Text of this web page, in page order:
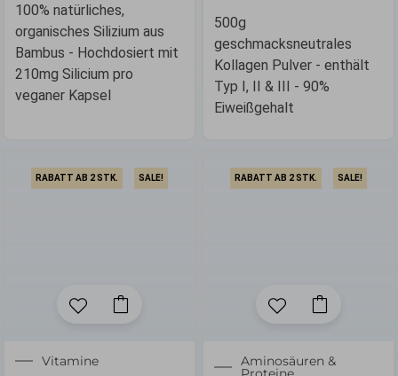
100% natürliches,
organisches Silizium aus
Bambus - Hochdosiert mit
210mg Silicium pro
veganer Kapsel
500g
geschmacksneutrales
Kollagen Pulver - enthält
Typ I, II & III - 90%
Eiweißgehalt
RABATT AB 2 STK. SALE!
VitamineUrsprünglicher
RABATT AB 2 STK. SALE!
Aminosäuren &
Ursprünglicher